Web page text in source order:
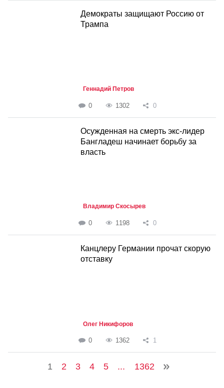
Демократы защищают Россию от
Трампа
Геннадий Петров
0 1302 0
Осужденная на смерть экс-лидер
Бангладеш начинает борьбу за
власть
Владимир Скосырев
0 1198 0
Канцлеру Германии прочат скорую
отставку
Олег Никифоров
0 1362 1
1 2 3 4 5 ... 1362